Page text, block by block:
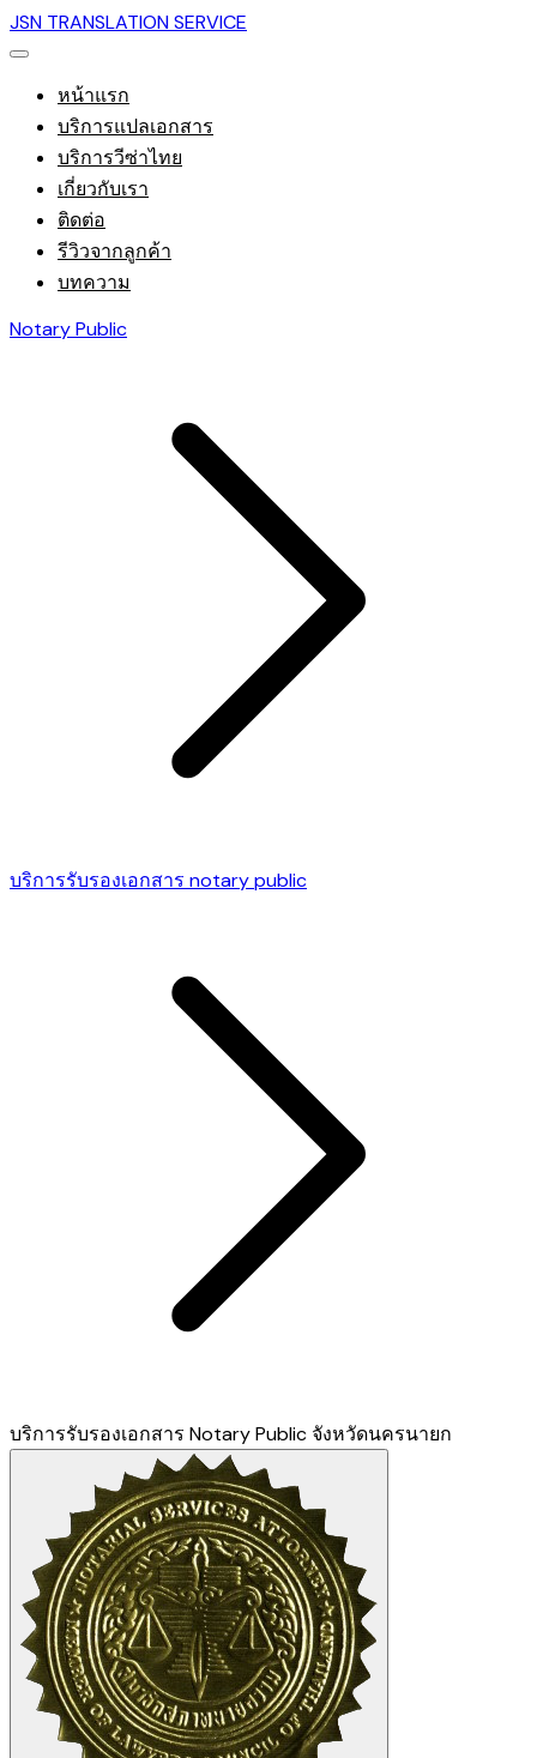
JSN TRANSLATION SERVICE
หน้าแรก
บริการแปลเอกสาร
บริการวีซ่าไทย
เกี่ยวกับเรา
ติดต่อ
รีวิวจากลูกค้า
บทความ
Notary Public
บริการรับรองเอกสาร notary public
บริการรับรองเอกสาร Notary Public จังหวัดนครนายก